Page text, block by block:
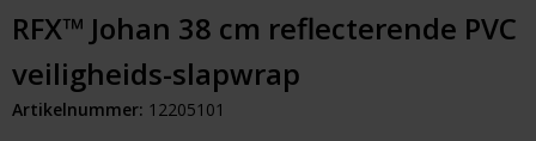
Tassen & Reizen
Elektronica & Gadgets
Kerst
Eindejaarsgeschenken
Alle merken
RFX™ Johan 38 cm reflecterende PVC
veiligheids-slapwrap
Artikelnummer: 12205101